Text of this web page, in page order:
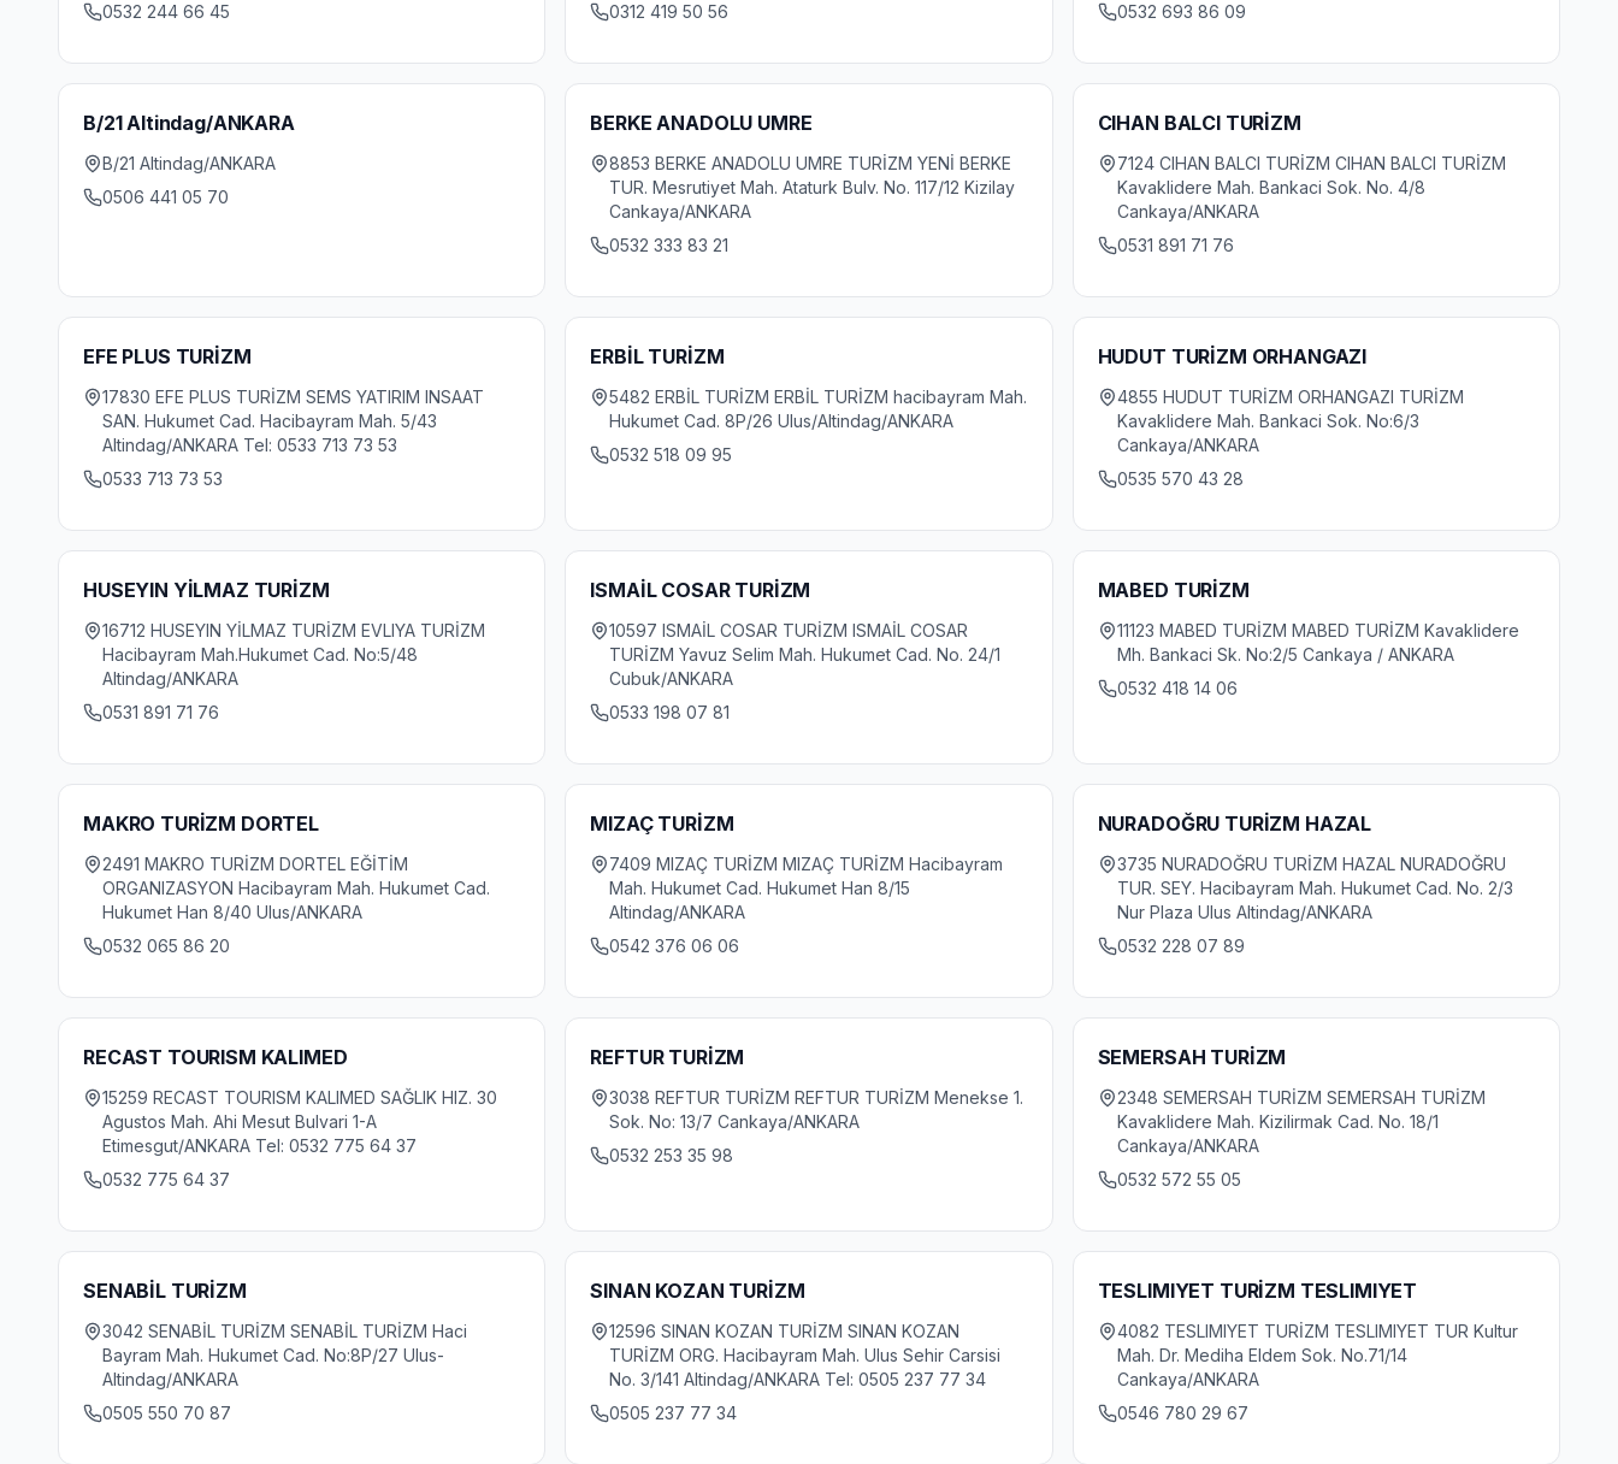
0532 244 66 45
0312 419 50 56
0532 693 86 09
B/21 Altindag/ANKARA
B/21 Altindag/ANKARA
0506 441 05 70
BERKE ANADOLU UMRE
8853 BERKE ANADOLU UMRE TURİZM YENİ BERKE
TUR. Mesrutiyet Mah. Ataturk Bulv. No. 117/12 Kizilay
Cankaya/ANKARA
0532 333 83 21
CIHAN BALCI TURİZM
7124 CIHAN BALCI TURİZM CIHAN BALCI TURİZM
Kavaklidere Mah. Bankaci Sok. No. 4/8
Cankaya/ANKARA
0531 891 71 76
EFE PLUS TURİZM
17830 EFE PLUS TURİZM SEMS YATIRIM INSAAT
SAN. Hukumet Cad. Hacibayram Mah. 5/43
Altindag/ANKARA Tel: 0533 713 73 53
0533 713 73 53
ERBİL TURİZM
5482 ERBİL TURİZM ERBİL TURİZM hacibayram Mah.
Hukumet Cad. 8P/26 Ulus/Altindag/ANKARA
0532 518 09 95
HUDUT TURİZM ORHANGAZI
4855 HUDUT TURİZM ORHANGAZI TURİZM
Kavaklidere Mah. Bankaci Sok. No:6/3
Cankaya/ANKARA
0535 570 43 28
HUSEYIN YİLMAZ TURİZM
16712 HUSEYIN YİLMAZ TURİZM EVLIYA TURİZM
Hacibayram Mah.Hukumet Cad. No:5/48
Altindag/ANKARA
0531 891 71 76
ISMAİL COSAR TURİZM
10597 ISMAİL COSAR TURİZM ISMAİL COSAR
TURİZM Yavuz Selim Mah. Hukumet Cad. No. 24/1
Cubuk/ANKARA
0533 198 07 81
MABED TURİZM
11123 MABED TURİZM MABED TURİZM Kavaklidere
Mh. Bankaci Sk. No:2/5 Cankaya / ANKARA
0532 418 14 06
MAKRO TURİZM DORTEL
2491 MAKRO TURİZM DORTEL EĞİTİM
ORGANIZASYON Hacibayram Mah. Hukumet Cad.
Hukumet Han 8/40 Ulus/ANKARA
0532 065 86 20
MIZAÇ TURİZM
7409 MIZAÇ TURİZM MIZAÇ TURİZM Hacibayram
Mah. Hukumet Cad. Hukumet Han 8/15
Altindag/ANKARA
0542 376 06 06
NURADOĞRU TURİZM HAZAL
3735 NURADOĞRU TURİZM HAZAL NURADOĞRU
TUR. SEY. Hacibayram Mah. Hukumet Cad. No. 2/3
Nur Plaza Ulus Altindag/ANKARA
0532 228 07 89
RECAST TOURISM KALIMED
15259 RECAST TOURISM KALIMED SAĞLIK HIZ. 30
Agustos Mah. Ahi Mesut Bulvari 1-A
Etimesgut/ANKARA Tel: 0532 775 64 37
0532 775 64 37
REFTUR TURİZM
3038 REFTUR TURİZM REFTUR TURİZM Menekse 1.
Sok. No: 13/7 Cankaya/ANKARA
0532 253 35 98
SEMERSAH TURİZM
2348 SEMERSAH TURİZM SEMERSAH TURİZM
Kavaklidere Mah. Kizilirmak Cad. No. 18/1
Cankaya/ANKARA
0532 572 55 05
SENABİL TURİZM
3042 SENABİL TURİZM SENABİL TURİZM Haci
Bayram Mah. Hukumet Cad. No:8P/27 Ulus-
Altindag/ANKARA
0505 550 70 87
SINAN KOZAN TURİZM
12596 SINAN KOZAN TURİZM SINAN KOZAN
TURİZM ORG. Hacibayram Mah. Ulus Sehir Carsisi
No. 3/141 Altindag/ANKARA Tel: 0505 237 77 34
0505 237 77 34
TESLIMIYET TURİZM TESLIMIYET
4082 TESLIMIYET TURİZM TESLIMIYET TUR Kultur
Mah. Dr. Mediha Eldem Sok. No.71/14
Cankaya/ANKARA
0546 780 29 67